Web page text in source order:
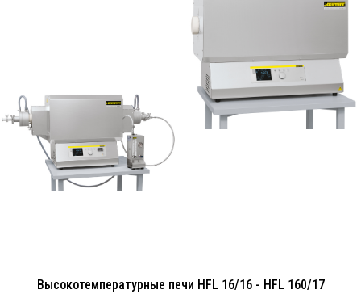
Высокотемпературные печи HFL 16/16 - HFL 160/17